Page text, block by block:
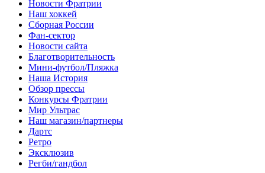
Новости Фратрии
Наш хоккей
Сборная России
Фан-cектор
Новости сайта
Благотворительность
Мини-футбол/Пляжка
Наша История
Обзор прессы
Конкурсы Фратрии
Мир Ультрас
Наш магазин/партнеры
Дартс
Ретро
Эксклюзив
Регби/гандбол